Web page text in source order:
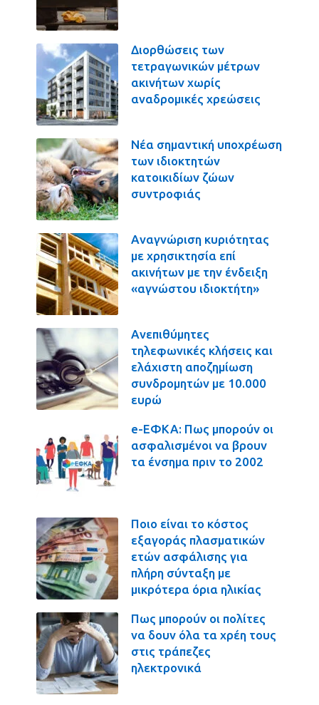
Διορθώσεις των
τετραγωνικών μέτρων
ακινήτων χωρίς
αναδρομικές χρεώσεις
Νέα σημαντική υποχρέωση
των ιδιοκτητών
κατοικιδίων ζώων
συντροφιάς
Αναγνώριση κυριότητας
με χρησικτησία επί
ακινήτων με την ένδειξη
«αγνώστου ιδιοκτήτη»
Ανεπιθύμητες
τηλεφωνικές κλήσεις και
ελάχιστη αποζημίωση
συνδρομητών με 10.000
ευρώ
e-ΕΦΚΑ: Πως μπορούν οι
ασφαλισμένοι να βρουν
τα ένσημα πριν το 2002
Ποιο είναι το κόστος
εξαγοράς πλασματικών
ετών ασφάλισης για
πλήρη σύνταξη με
μικρότερα όρια ηλικίας
Πως μπορούν οι πολίτες
να δουν όλα τα χρέη τους
στις τράπεζες
ηλεκτρονικά